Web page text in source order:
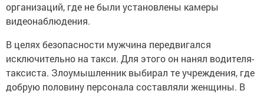
организаций, где не были установлены камеры
видеонаблюдения.
В целях безопасности мужчина передвигался
исключительно на такси. Для этого он нанял водителя-
таксиста. Злоумышленник выбирал те учреждения, где
добрую половину персонала составляли женщины. В